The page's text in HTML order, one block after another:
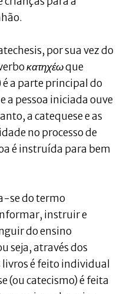
por sua vez do
κατηχέωque
a parte principal do
a pessoa iniciada ouve
a catequese e as
no processo de
é instruída para bem
se do termo
instruir e
do ensino
seja, através dos
livros é feito individual
(ou catecismo) é feita